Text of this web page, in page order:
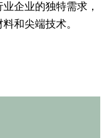
企业的独特需求，
和尖端技术。